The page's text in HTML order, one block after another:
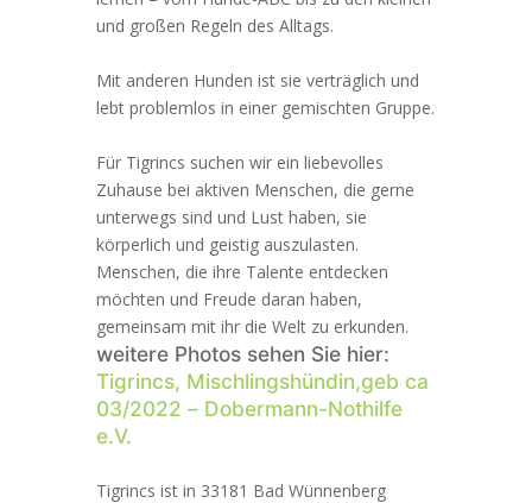
und großen Regeln des Alltags.
Mit anderen Hunden ist sie verträglich und
lebt problemlos in einer gemischten Gruppe.
Für Tigrincs suchen wir ein liebevolles
Zuhause bei aktiven Menschen, die gerne
unterwegs sind und Lust haben, sie
körperlich und geistig auszulasten.
Menschen, die ihre Talente entdecken
möchten und Freude daran haben,
gemeinsam mit ihr die Welt zu erkunden.
weitere Photos sehen Sie hier:
Tigrincs, Mischlingshündin,geb ca
03/2022 – Dobermann-Nothilfe
e.V.
Tigrincs ist in 33181 Bad Wünnenberg